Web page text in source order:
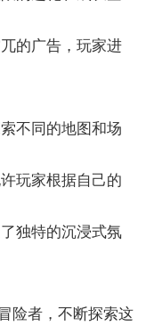
的广告，玩家进
不同的地图和场
玩家根据自己的
独特的沉浸式氛
险者，不断探索这